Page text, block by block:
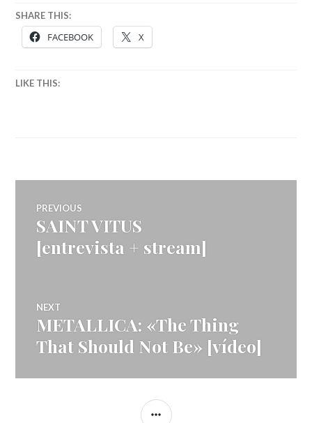
SHARE THIS:
FACEBOOK X
LIKE THIS:
Navegação
de
PREVIOUS
Previous
post:
SAINT VITUS
[entrevista + stream]
NEXT
Next
post:
METALLICA: «The Thing
That Should Not Be» [vídeo]
SIDEBAR